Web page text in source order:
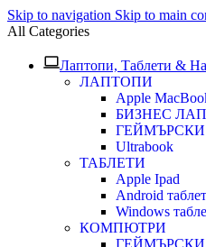
Skip to navigation Skip to main
All Categories
Лаптопи, Таблети &
ЛАПТОПИ
Apple
БИЗНЕС
Ultrabook
ТАБЛЕТИ
Apple Ipad
Android
Windows
КОМПЮТРИ